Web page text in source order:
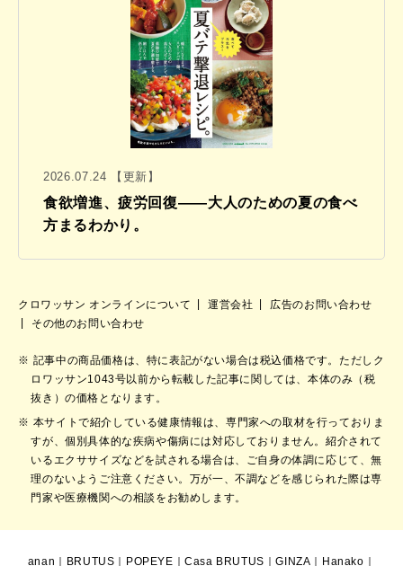
2026.07.24 【更新】
食欲増進、疲労回復——大人のための夏の食べ
方まるわかり。
クロワッサン オンラインについて 運営会社
広告のお問い合わせ
その他のお問い合わせ
記事中の商品価格は、特に表記がない場合は税込価格です。ただしク
ロワッサン1043号以前から転載した記事に関しては、本体のみ（税
抜き）の価格となります。
本サイトで紹介している健康情報は、専門家への取材を行っておりま
すが、個別具体的な疾病や傷病には対応しておりません。紹介されて
いるエクササイズなどを試される場合は、ご自身の体調に応じて、無
理のないようご注意ください。万が一、不調などを感じられた際は専
門家や医療機関への相談をお勧めします。
anan ｜ BRUTUS ｜ POPEYE ｜Casa BRUTUS ｜GINZA ｜ Hanako ｜